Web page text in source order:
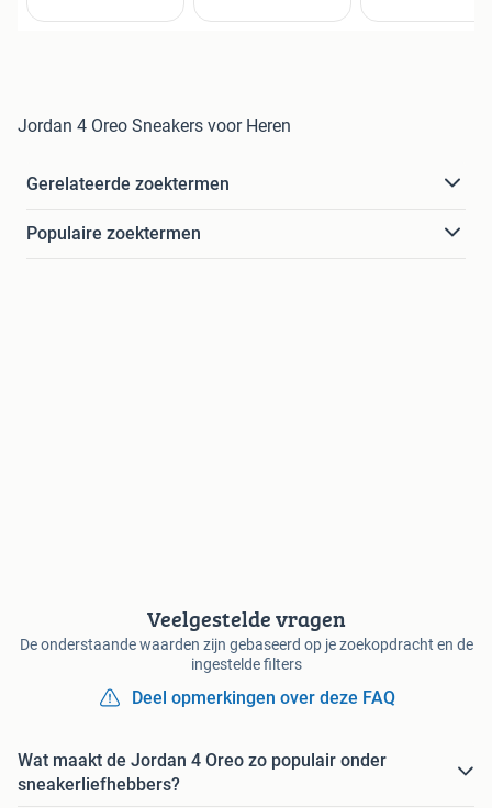
Jordan 4 Oreo Sneakers voor Heren
Gerelateerde zoektermen
Populaire zoektermen
Veelgestelde vragen
De onderstaande waarden zijn gebaseerd op je zoekopdracht en de
ingestelde filters
Deel opmerkingen over deze FAQ
Wat maakt de Jordan 4 Oreo zo populair onder
sneakerliefhebbers?